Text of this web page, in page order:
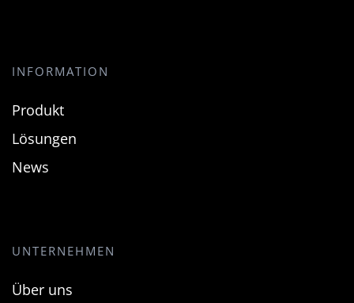
INFORMATION
Produkt
Lösungen
News
UNTERNEHMEN
Über uns